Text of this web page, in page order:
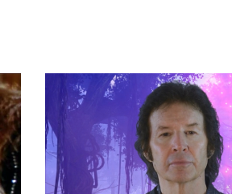
FOLGE 67 – NEIL